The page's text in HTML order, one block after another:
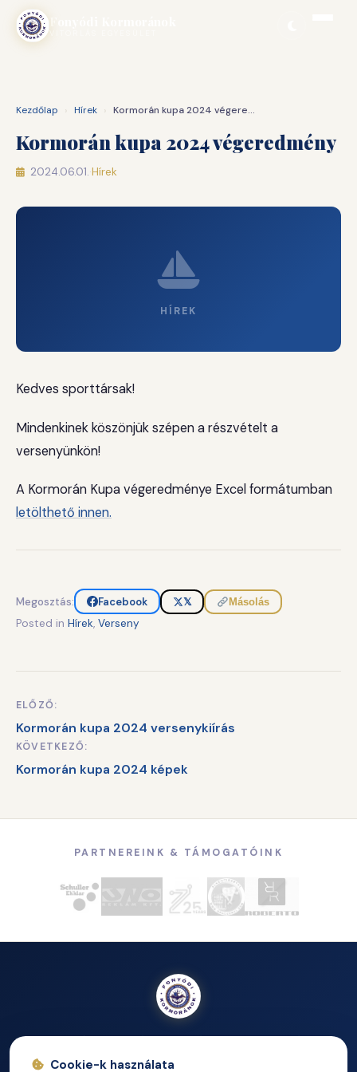
Ugrás
Kezdőlap Hírek Kormorán kupa 2024 végeredmény
Kormorán kupa 2024 végeredmény
2024.06.01.·Hírek
HÍREK
Kedves sporttársak!
Mindenkinek köszönjük szépen a részvételt a
versenyünkön!
A Kormorán Kupa végeredménye Excel formátumban
letölthető innen.
Megosztás: Facebook 𝕏 Másolás
Posted in Hírek, Verseny
Bejegyzés
navigáció
ELŐZŐ:
Kormorán kupa 2024 versenykiírás
KÖVETKEZŐ:
Kormorán kupa 2024 képek
PARTNEREINK & TÁMOGATÓINK
A Fonyódi Kormoránok Vitorlás Egyesület – vidám,
közvetlen és befogadó kikötői közösség a Balaton déli
Cookie-k használata